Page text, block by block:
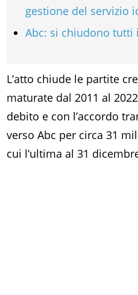
gestione del servizio
Abc: si chiudono
L’atto chiude le partite
maturate dal 2011 al
debito e con l’accordo
verso Abc per circa 31
cui l’ultima al 31